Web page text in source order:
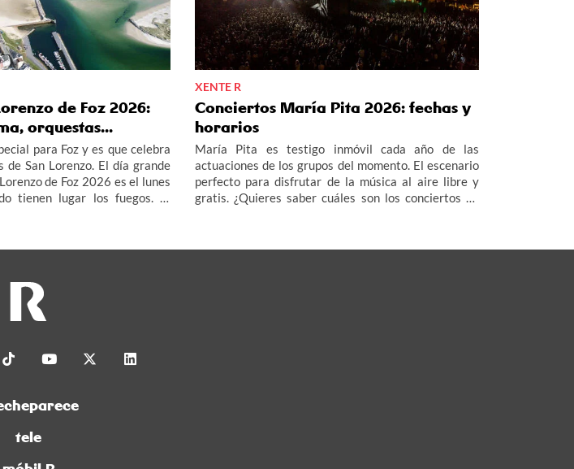
de Foz 2026:
orquestas...
para Foz y es que celebra
de San Lorenzo. El día grande
de Foz 2026 es el lunes
tienen lugar los fuegos. El
aquí.
XENTE R
Conciertos María Pita 2026: fechas y
horarios
María Pita es testigo inmóvil cada año de las
actuaciones de los grupos del momento. El escenario
perfecto para disfrutar de la música al aire libre y
gratis. ¿Quieres saber cuáles son los conciertos de
tele